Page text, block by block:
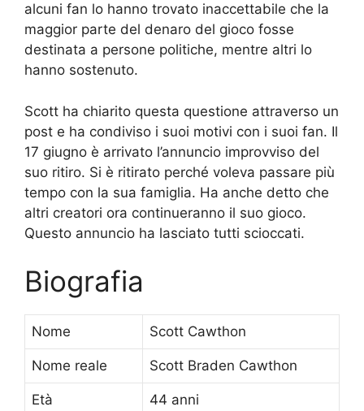
alcuni fan lo hanno trovato inaccettabile che la
maggior parte del denaro del gioco fosse
destinata a persone politiche, mentre altri lo
hanno sostenuto.
Scott ha chiarito questa questione attraverso un
post e ha condiviso i suoi motivi con i suoi fan. Il
17 giugno è arrivato l’annuncio improvviso del
suo ritiro. Si è ritirato perché voleva passare più
tempo con la sua famiglia. Ha anche detto che
altri creatori ora continueranno il suo gioco.
Questo annuncio ha lasciato tutti scioccati.
Biografia
Nome Scott Cawthon
Nome reale Scott Braden Cawthon
Età 44 anni